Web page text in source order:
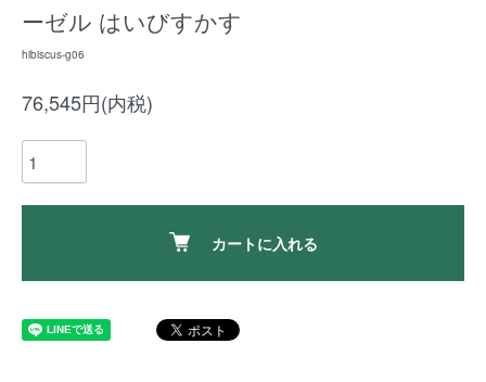
ーゼル はいびすかす
hibiscus-g06
76,545円(内税)
カートに入れる